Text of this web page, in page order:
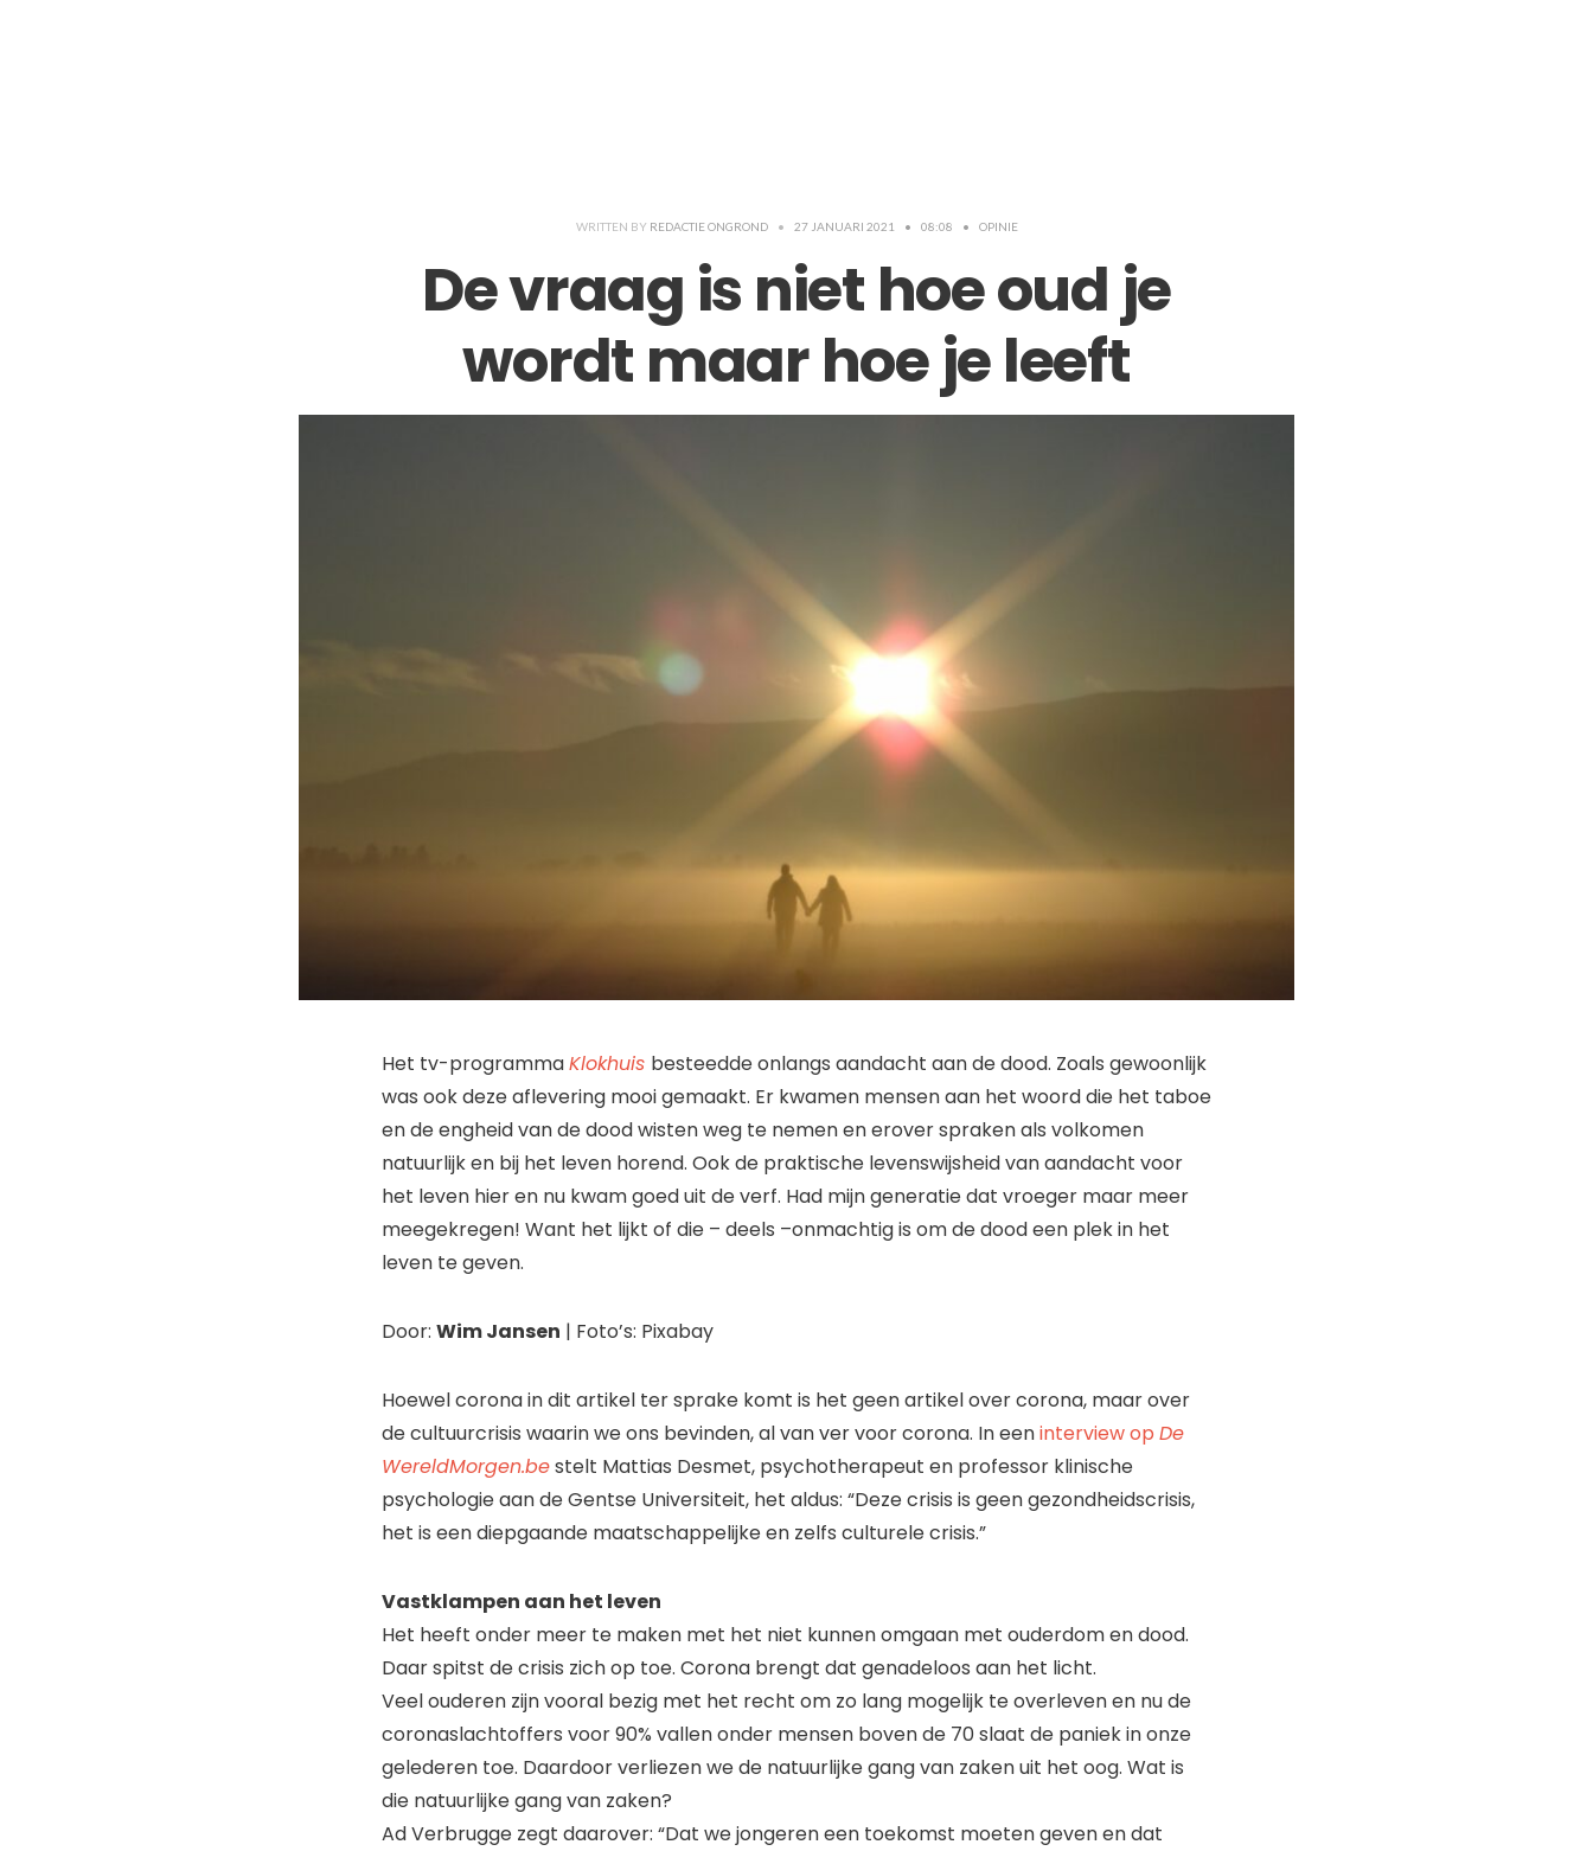
WRITTEN BY REDACTIE ONGROND • 27 JANUARI 2021 • 08:08 • OPINIE
De vraag is niet hoe oud je
wordt maar hoe je leeft
Het tv-programmaKlokhuis besteedde onlangs aandacht aan de dood. Zoals gewoonlijk
was ook deze aflevering mooi gemaakt. Er kwamen mensen aan het woord die het taboe
en de engheid van de dood wisten weg te nemen en erover spraken als volkomen
natuurlijk en bij het leven horend. Ook de praktische levenswijsheid van aandacht voor
het leven hier en nu kwam goed uit de verf. Had mijn generatie dat vroeger maar meer
meegekregen! Want het lijkt of die – deels –onmachtig is om de dood een plek in het
leven te geven.
Door: Wim Jansen | Foto’s: Pixabay
Hoewel corona in dit artikel ter sprake komt is het geen artikel over corona, maar over
de cultuurcrisis waarin we ons bevinden, al van ver voor corona. In eeninterview op De
WereldMorgen.bestelt Mattias Desmet, psychotherapeut en professor klinische
psychologie aan de Gentse Universiteit, het aldus: “Deze crisis is geen gezondheidscrisis,
het is een diepgaande maatschappelijke en zelfs culturele crisis.”
Vastklampen aan het leven
Het heeft onder meer te maken met het niet kunnen omgaan met ouderdom en dood.
Daar spitst de crisis zich op toe. Corona brengt dat genadeloos aan het licht.
Veel ouderen zijn vooral bezig met het recht om zo lang mogelijk te overleven en nu de
coronaslachtoffers voor 90% vallen onder mensen boven de 70 slaat de paniek in onze
gelederen toe. Daardoor verliezen we de natuurlijke gang van zaken uit het oog. Wat is
die natuurlijke gang van zaken?
Ad Verbrugge zegt daarover: “Dat we jongeren een toekomst moeten geven en dat